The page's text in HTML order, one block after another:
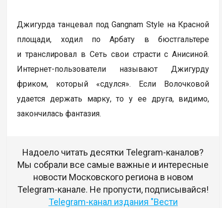
Джигурда танцевал под Gangnam Style на Красной
площади, ходил по Арбату в бюстгальтере
и транслировал в Сеть свои страсти с Анисиной.
Интернет-пользователи называют Джигурду
фриком, который «сдулся». Если Волочковой
удается держать марку, то у ее друга, видимо,
закончилась фантазия.
Надоело читать десятки Telegram-каналов?
Мы собрали все самые важные и интересные
новости Московского региона в новом
Telegram-канале. Не пропусти, подписывайся!
Telegram-канал издания "Вести